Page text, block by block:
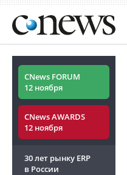
CNews FORUM
12 ноября
CNews AWARDS
12 ноября
30 лет рынку ERP
в России